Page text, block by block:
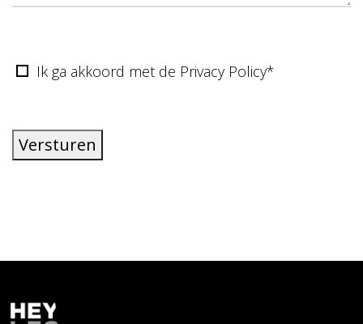
Ik ga akkoord met de Privacy Policy*
Versturen